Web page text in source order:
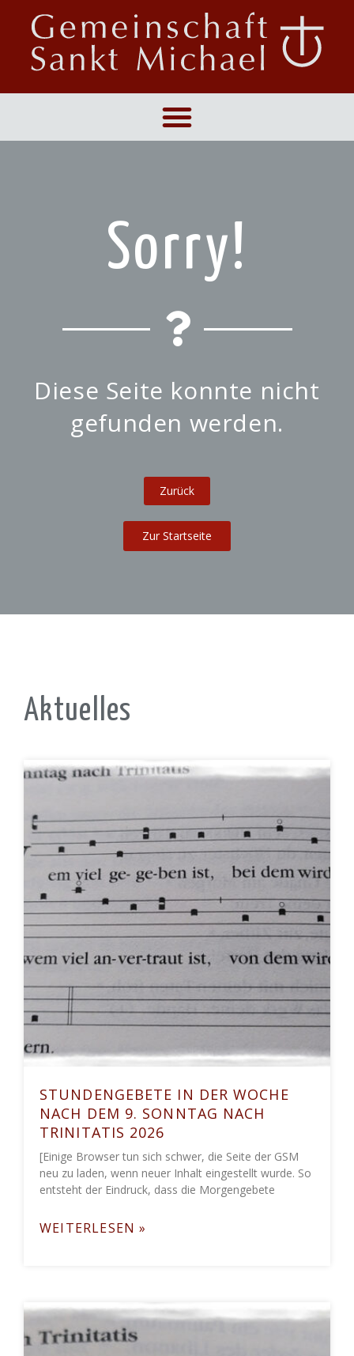
Sorry!
Diese Seite konnte nicht
gefunden werden.
Zur Startseite
Aktuelles
STUNDENGEBETE IN DER WOCHE
NACH DEM 9. SONNTAG NACH
TRINITATIS 2026
[Einige Browser tun sich schwer, die Seite der GSM
neu zu laden, wenn neuer Inhalt eingestellt wurde. So
entsteht der Eindruck, dass die Morgengebete
WEITERLESEN »